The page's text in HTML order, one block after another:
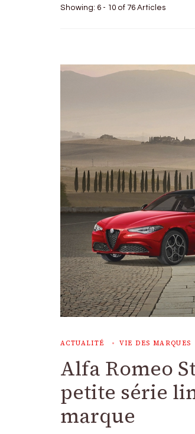
Showing: 6 - 10 of 76 Articles
ACTUALITÉ VIE DES MARQUES
Alfa Romeo
petite série
marque